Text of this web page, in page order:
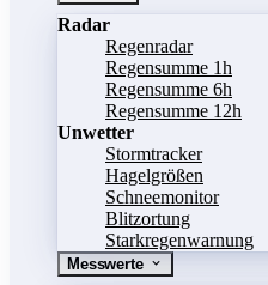
Radar
Regenradar
Regensumme 1h
Regensumme 6h
Regensumme 12h
Unwetter
Stormtracker
Hagelgrößen
Schneemonitor
Blitzortung
Starkregenwarnung
Messwerte